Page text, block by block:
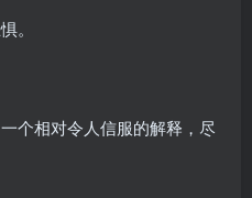
。
个相对令人信服的解释，尽